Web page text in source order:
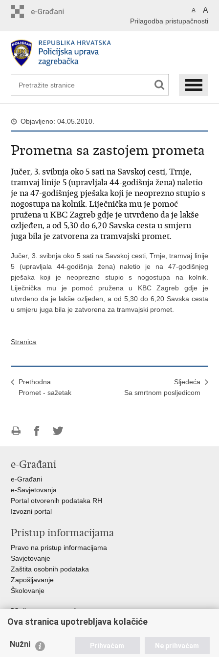
A A
Prilagodba pristupačnosti
Objavljeno: 04.05.2010.
Prometna sa zastojem prometa
Jučer, 3. svibnja oko 5 sati na Savskoj cesti, Trnje,
tramvaj linije 5 (upravljala 44-godišnja žena) naletio
je na 47-godišnjeg pješaka koji je neoprezno stupio s
nogostupa na kolnik. Liječnička mu je pomoć
pružena u KBC Zagreb gdje je utvrđeno da je lakše
ozljeđen, a od 5,30 do 6,20 Savska cesta u smjeru
juga bila je zatvorena za tramvajski promet.
Jučer, 3. svibnja oko 5 sati na Savskoj cesti, Trnje, tramvaj linije
5 (upravljala 44-godišnja žena) naletio je na 47-godišnjeg
pješaka koji je neoprezno stupio s nogostupa na kolnik.
Liječnička mu je pomoć pružena u KBC Zagreb gdje je
utvrđeno da je lakše ozljeđen, a od 5,30 do 6,20 Savska cesta
u smjeru juga bila je zatvorena za tramvajski promet.
Stranica
Prethodna
Promet - sažetak
Sljedeća
Sa smrtnom posljedicom
FacebookuTwitteru
e-Građani
e-Građani
e-Savjetovanja
Portal otvorenih podataka RH
Izvozni portal
Pristup informacijama
Pravo na pristup informacijama
Savjetovanje
Zaštita osobnih podataka
Zapošljavanje
Školovanje
Važne poveznice
Ministarstvo unutarnjih poslova
Udruge
Ova stranica upotrebljava kolačiće
Nužni Prihvaćam Ne prihvaćam